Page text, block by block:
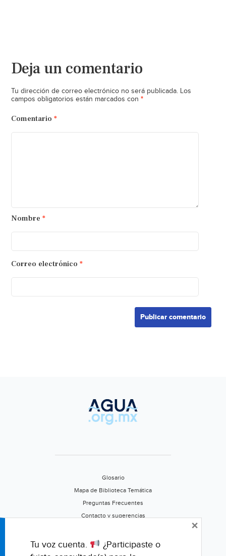
Deja un comentario
Tu dirección de correo electrónico no será publicada. Los
campos obligatorios están marcados con *
Comentario *
Nombre *
Correo electrónico *
Glosario
Mapa de Biblioteca Temática
Preguntas Frecuentes
Contacto y sugerencias
Califica este portal
Tu voz cuenta.
¿Participaste o
×